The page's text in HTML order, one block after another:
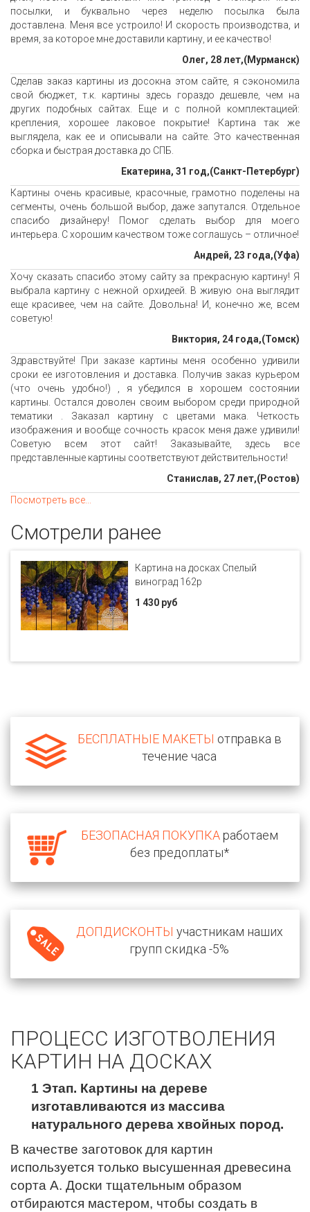
посылки, и буквально через неделю посылка была
доставлена. Меня все устроило! И скорость производства, и
время, за которое мне доставили картину, и ее качество!
Олег, 28 лет,(Мурманск)
Сделав заказ картины из досокна этом сайте, я сэкономила
свой бюджет, т.к. картины здесь гораздо дешевле, чем на
других подобных сайтах. Еще и с полной комплектацией:
крепления, хорошее лаковое покрытие! Картина так же
выглядела, как ее и описывали на сайте. Это качественная
сборка и быстрая доставка до СПБ.
Екатерина, 31 год,(Санкт-Петербург)
Картины очень красивые, красочные, грамотно поделены на
сегменты, очень большой выбор, даже запутался. Отдельное
спасибо дизайнеру! Помог сделать выбор для моего
интерьера. С хорошим качеством тоже соглашусь – отличное!
Андрей, 23 года,(Уфа)
Хочу сказать спасибо этому сайту за прекрасную картину! Я
выбрала картину с нежной орхидеей. В живую она выглядит
еще красивее, чем на сайте. Довольна! И, конечно же, всем
советую!
Виктория, 24 года,(Томск)
Здравствуйте! При заказе картины меня особенно удивили
сроки ее изготовления и доставка. Получив заказ курьером
(что очень удобно!) , я убедился в хорошем состоянии
картины. Остался доволен своим выбором среди природной
тематики . Заказал картину с цветами мака. Четкость
изображения и вообще сочность красок меня даже удивили!
Советую всем этот сайт! Заказывайте, здесь все
представленные картины соответствуют действительности!
Станислав, 27 лет,(Ростов)
Посмотреть все...
Смотрели ранее
Картина на досках Спелый
виноград 162p
1 430 руб
БЕСПЛАТНЫЕ МАКЕТЫ отправка в
течение часа
БЕЗОПАСНАЯ ПОКУПКАработаем
без предоплаты*
ДОПДИСКОНТЫ участникам наших
групп скидка -5%
ПРОЦЕСС ИЗГОТВОЛЕНИЯ
КАРТИН НА ДОСКАХ
1 Этап. Картины на дереве
изготавливаются из массива
натурального дерева хвойных пород.
В качестве заготовок для картин
используется только высушенная древесина
сорта А. Доски тщательным образом
отбираются мастером, чтобы создать в